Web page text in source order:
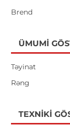
Brend
ÜMUMI
Təyinat
Rəng
TEXNIKI